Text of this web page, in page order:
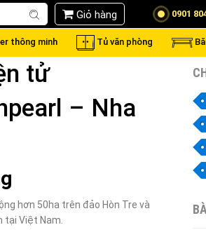
Giỏ hàng 0901
thông minh Tủ văn phòng
tử
– Nha
hơn 50ha trên đảo Hòn Tre và
Việt Nam.